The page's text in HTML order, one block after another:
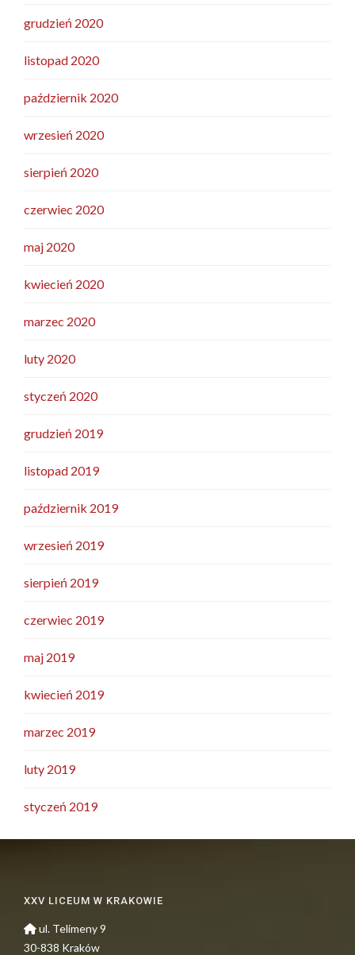
grudzień 2020
listopad 2020
październik 2020
wrzesień 2020
sierpień 2020
czerwiec 2020
maj 2020
kwiecień 2020
marzec 2020
luty 2020
styczeń 2020
grudzień 2019
listopad 2019
październik 2019
wrzesień 2019
sierpień 2019
czerwiec 2019
maj 2019
kwiecień 2019
marzec 2019
luty 2019
styczeń 2019
XXV LICEUM W KRAKOWIE
ul. Telimeny 9
30-838 Kraków